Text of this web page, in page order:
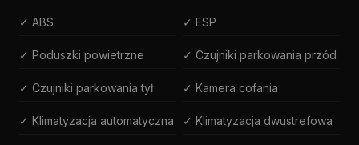
✓ ABS ✓ ESP
✓ Poduszki powietrzne ✓ Czujniki parkowania przód
✓ Czujniki parkowania tył ✓ Kamera cofania
✓ Klimatyzacja automatyczna ✓ Klimatyzacja dwustrefowa